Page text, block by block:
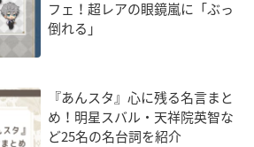
フェ！超レアの眼鏡嵐に「ぶっ
倒れる」
『あんスタ』心に残る名言まと
め！明星スバル・天祥院英智な
ど25名の名台詞を紹介